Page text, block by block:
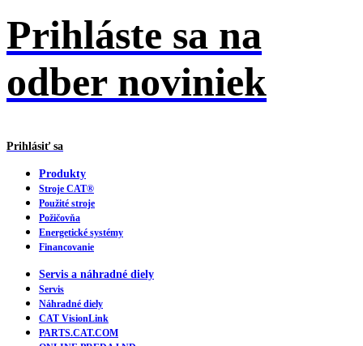
Prihláste sa na
odber noviniek
Prihlásiť sa
Produkty
Stroje CAT®
Použité stroje
Požičovňa
Energetické systémy
Financovanie
Servis a náhradné diely
Servis
Náhradné diely
CAT VisionLink
PARTS.CAT.COM